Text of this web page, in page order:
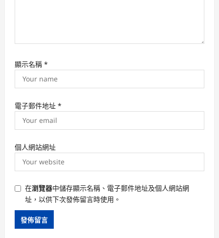
顯示名稱 *
電子郵件地址 *
個人網站網址
在瀏覽器中儲存顯示名稱、電子郵件地址及個人網站網
址，以供下次發佈留言時使用。